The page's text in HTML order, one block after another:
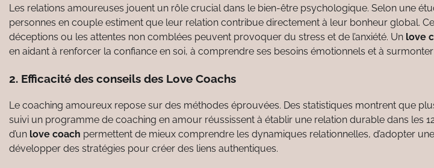
Les relations amoureuses jouent un rôle crucial dans le bien-être psychologique. Selon une
personnes en couple estiment que leur relation contribue directement à leur bonheur global.
déceptions ou les attentes non comblées peuvent provoquer du stress et de l’anxiété. Un love
en aidant à renforcer la confiance en soi, à comprendre ses besoins émotionnels et à
2. Efficacité des conseils des Love Coachs
Le coaching amoureux repose sur des méthodes éprouvées. Des statistiques montrent que
suivi un programme de coaching en amour réussissent à établir une relation durable dans les
d’un love coach permettent de mieux comprendre les dynamiques relationnelles, d’adopter
développer des stratégies pour créer des liens authentiques.